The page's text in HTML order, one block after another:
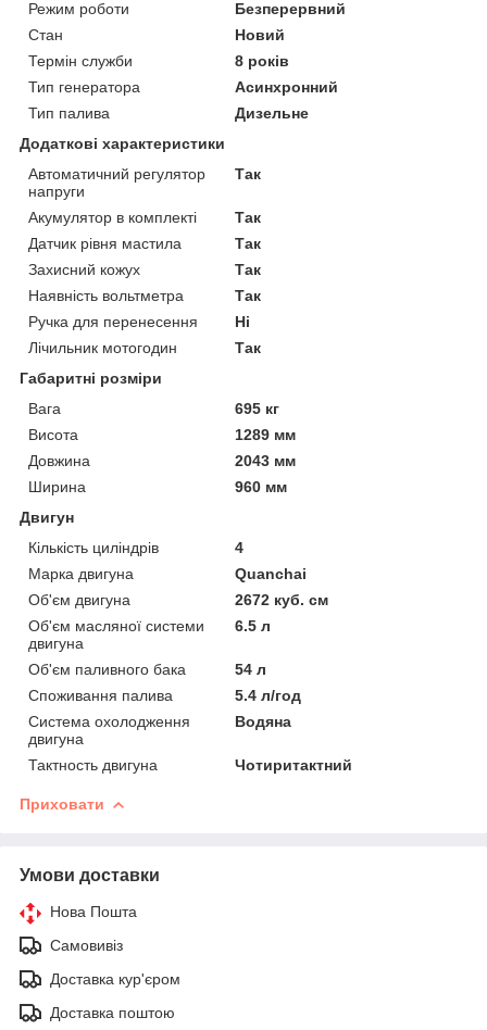
Режим роботи
Безперервний
Стан
Новий
Термін служби
8 років
Тип генератора
Асинхронний
Тип палива
Дизельне
Додаткові характеристики
Автоматичний регулятор
напруги
Так
Акумулятор в комплекті
Так
Датчик рівня мастила
Так
Захисний кожух
Так
Наявність вольтметра
Так
Ручка для перенесення
Ні
Лічильник мотогодин
Так
Габаритні розміри
Вага
695 кг
Висота
1289 мм
Довжина
2043 мм
Ширина
960 мм
Двигун
Кількість циліндрів
4
Марка двигуна
Quanchai
Об'єм двигуна
2672 куб. см
Об'єм масляної системи
двигуна
6.5 л
Об'єм паливного бака
54 л
Споживання палива
5.4 л/год
Система охолодження
двигуна
Водяна
Тактность двигуна Чотиритактний
Приховати
Умови доставки
Нова Пошта
Самовивіз
Доставка кур'єром
Доставка поштою